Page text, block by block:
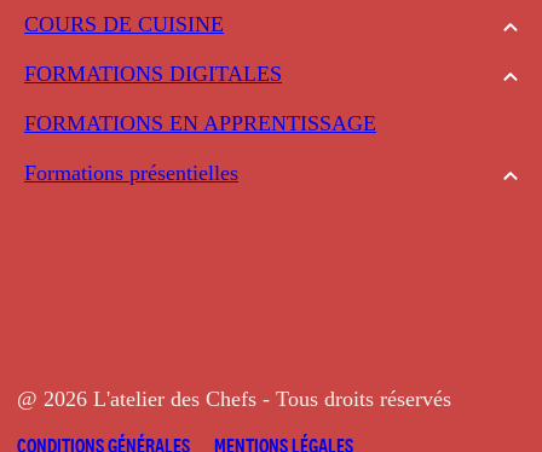
COURS DE CUISINE
FORMATIONS DIGITALES
FORMATIONS EN APPRENTISSAGE
Formations présentielles
@ 2026 L'atelier des Chefs - Tous droits réservés
CONDITIONS GÉNÉRALES
MENTIONS LÉGALES